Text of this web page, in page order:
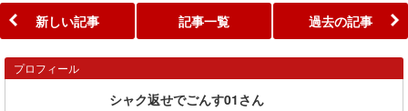
新しい記事 記事一覧 過去の記事
プロフィール
シャク返せでごんす01さん